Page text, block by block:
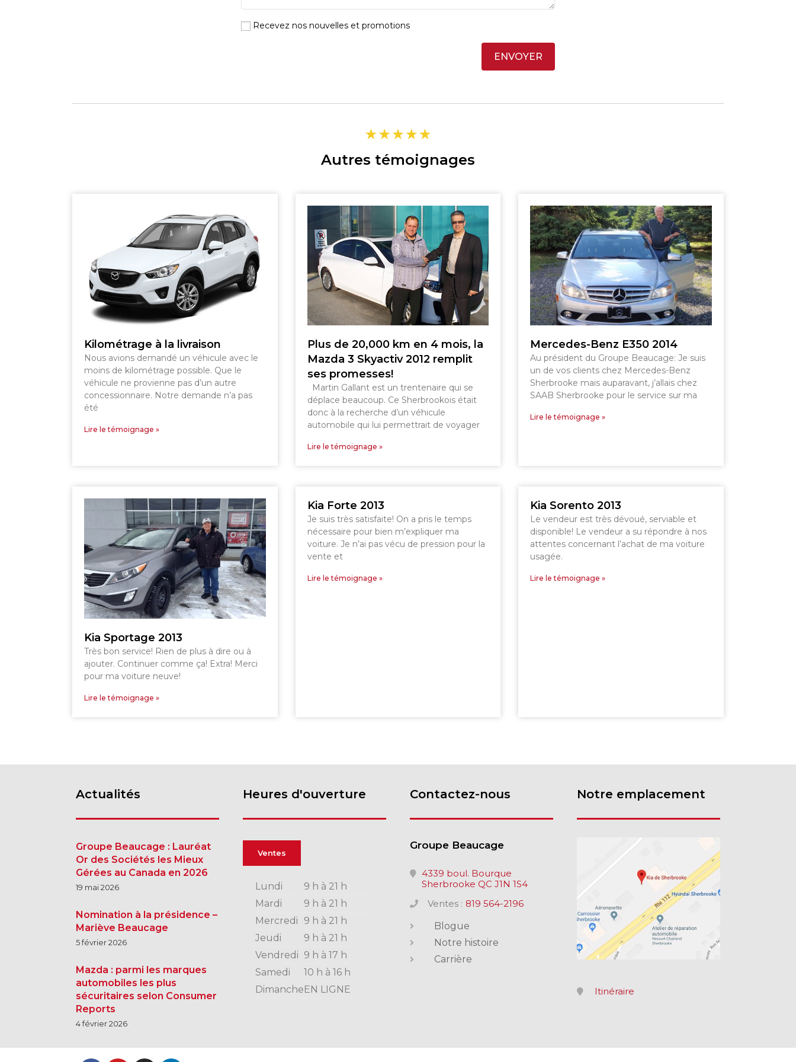
Recevez nos nouvelles et promotions
ENVOYER
Autres témoignages
Kilométrage à la livraison
Nous avions demandé un véhicule avec le
moins de kilométrage possible. Que le
véhicule ne provienne pas d’un autre
concessionnaire. Notre demande n’a pas
été
Lire le témoignage »
Plus de 20,000 km en 4 mois, la
Mazda 3 Skyactiv 2012 remplit
ses promesses!
Martin Gallant est un trentenaire qui se
déplace beaucoup. Ce Sherbrookois était
donc à la recherche d’un véhicule
automobile qui lui permettrait de voyager
Lire le témoignage »
Mercedes-Benz E350 2014
Au président du Groupe Beaucage: Je suis
un de vos clients chez Mercedes-Benz
Sherbrooke mais auparavant, j’allais chez
SAAB Sherbrooke pour le service sur ma
Lire le témoignage »
Kia Sportage 2013
Très bon service! Rien de plus à dire ou à
ajouter. Continuer comme ça! Extra! Merci
pour ma voiture neuve!
Lire le témoignage »
Kia Forte 2013
Je suis très satisfaite! On a pris le temps
nécessaire pour bien m’expliquer ma
voiture. Je n’ai pas vécu de pression pour la
vente et
Lire le témoignage »
Kia Sorento 2013
Le vendeur est très dévoué, serviable et
disponible! Le vendeur a su répondre à nos
attentes concernant l’achat de ma voiture
usagée.
Lire le témoignage »
Actualités
Groupe Beaucage : Lauréat
Or des Sociétés les Mieux
Gérées au Canada en 2026
19 mai 2026
Nomination à la présidence –
Mariève Beaucage
5 février 2026
Mazda : parmi les marques
automobiles les plus
sécuritaires selon Consumer
Reports
4 février 2026
Heures d'ouverture
Ventes
Lundi
9 h à 21 h
Mardi
9 h à 21 h
Mercredi
9 h à 21 h
Jeudi
9 h à 21 h
Vendredi 9 h à 17 h
Samedi
10 h à 16 h
DimancheEN LIGNE
Contactez-nous
Groupe Beaucage
4339 boul. Bourque
Sherbrooke QC J1N 1S4
Ventes : 819 564-2196
Blogue
Notre histoire
Carrière
Notre emplacement
Itinéraire
TÉLÉPHONEZ
819 564-2196
MAGOG
DRUMMONDVILLE
COWANSVILLE
ST-HYACINTHE
GRANBY
DRUMMONDVILLE
VICTORIAVILLE
GRANBY
MAGOG
ST-HYACINTHE
GRANBY
DRUMMONDVILLE
SHERBROOKE